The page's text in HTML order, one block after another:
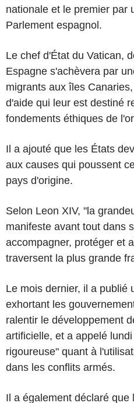
nationale et le premier par
Parlement espagnol.
Le chef d'État du Vatican,
Espagne s'achèvera par
migrants aux îles
d'aide qui leur est destiné
fondements éthiques de
Il a ajouté que les États
aux causes qui poussent
pays d'origine.
Selon Leon XIV, "la
manifeste avant tout dans
accompagner, protéger et
traversent la plus grande
Le mois dernier, il a publié
exhortant les
ralentir le développement
artificielle, et a appelé
rigoureuse" quant à
dans les conflits armés.
Il a également déclaré que